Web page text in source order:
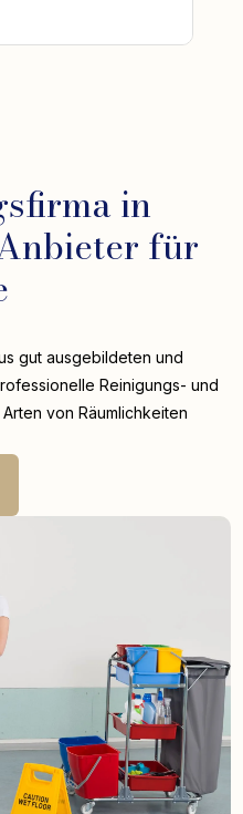
in
für
gut ausgebildeten und
Reinigungs- und
von Räumlichkeiten